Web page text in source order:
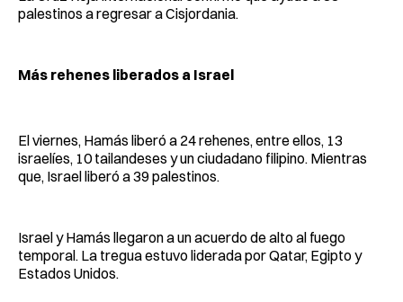
palestinos a regresar a Cisjordania.
Más rehenes liberados a Israel
El viernes, Hamás liberó a 24 rehenes, entre ellos, 13
israelíes, 10 tailandeses y un ciudadano filipino. Mientras
que, Israel liberó a 39 palestinos.
Israel y Hamás llegaron a un acuerdo de alto al fuego
temporal. La tregua estuvo liderada por Qatar, Egipto y
Estados Unidos.